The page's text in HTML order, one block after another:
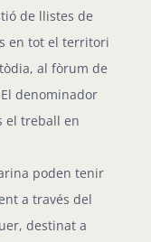
de llistes de
en tot el territori
al fòrum de
denominador
el treball en
poden tenir
a través del
destinat a